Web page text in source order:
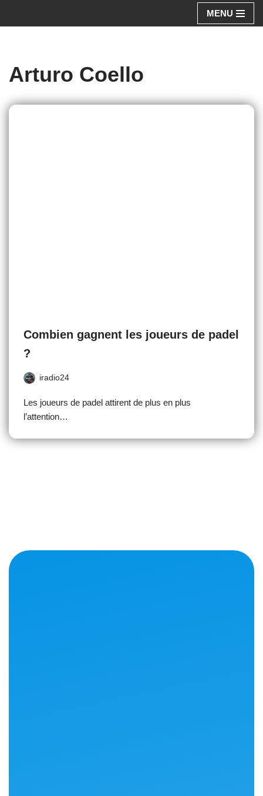
MENU
Arturo Coello
Combien gagnent les joueurs de padel
?
iradio24
Les joueurs de padel attirent de plus en plus
l’attention…